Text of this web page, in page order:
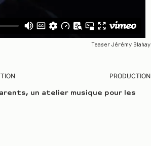
Teaser Jérémy Blahay
un atelier musique pour les
PRODUCTION